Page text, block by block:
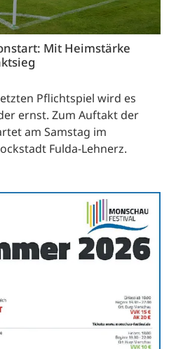
Mit Heimstärke
Pflichtspiel wird es
ernst. Zum Auftakt der
am Samstag im
Fulda-Lehnerz.